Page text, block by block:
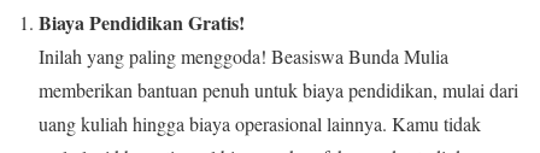
Biaya Pendidikan Gratis!
Inilah yang paling menggoda! Beasiswa Bunda Mulia
memberikan bantuan penuh untuk biaya pendidikan, mulai dari
uang kuliah hingga biaya operasional lainnya. Kamu tidak